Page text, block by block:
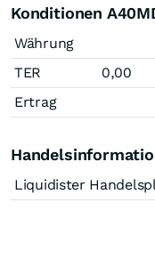
Konditionen
Währung
TER
0,00
Ertrag
Liquidister